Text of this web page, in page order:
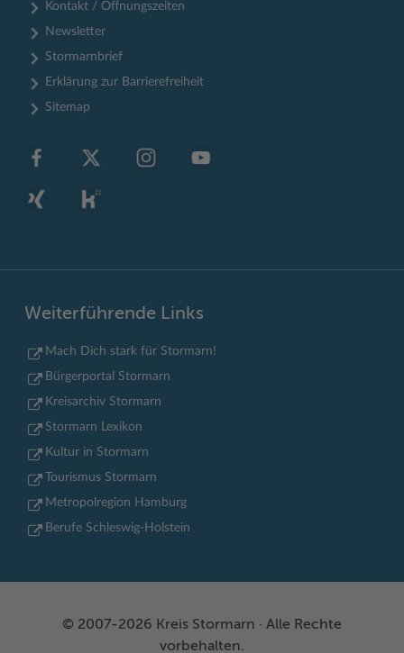
Kontakt / Öffnungszeiten
Newsletter
Stormarnbrief
Erklärung zur Barrierefreiheit
Sitemap
Weiterführende Links
Mach Dich stark für Stormarn!
Bürgerportal Stormarn
Kreisarchiv Stormarn
Stormarn Lexikon
Kultur in Stormarn
Tourismus Stormarn
Metropolregion Hamburg
Berufe Schleswig-Holstein
© 2007-2026 Kreis Stormarn · Alle Rechte
vorbehalten.